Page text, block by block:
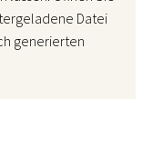
Datei
generierten